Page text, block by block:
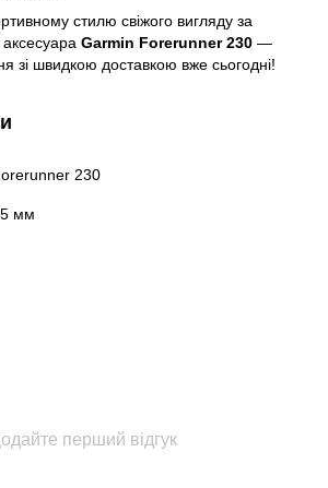
стилю свіжого вигляду за
Garmin Forerunner 230 —
зі швидкою доставкою вже сьогодні!
230
мм
перший відгук